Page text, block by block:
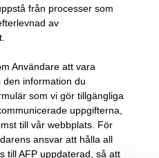
från processer som
av
Användare att vara
information du
som vi gör tillgängliga
uppgifterna,
till vår webbplats. För
ansvar att hålla all
till AFP uppdaterad, så att